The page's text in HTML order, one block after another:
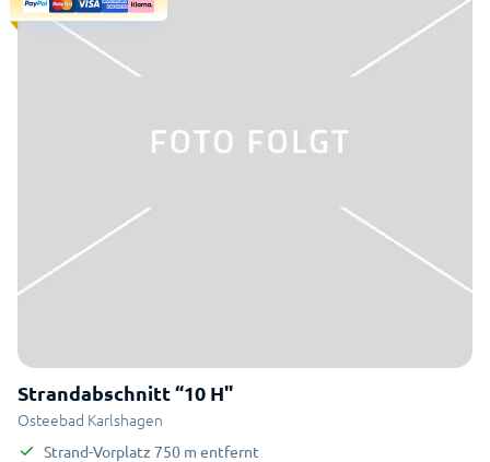
Strandabschnitt “10 H"
Osteebad Karlshagen
Strand-Vorplatz 750 m entfernt